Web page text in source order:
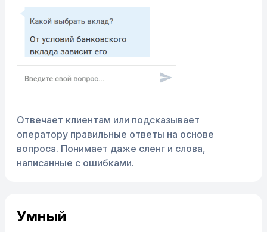
Отвечает клиентам или подсказывает
оператору правильные ответы на основе
вопроса. Понимает даже сленг и слова,
написанные с ошибками.
Умный